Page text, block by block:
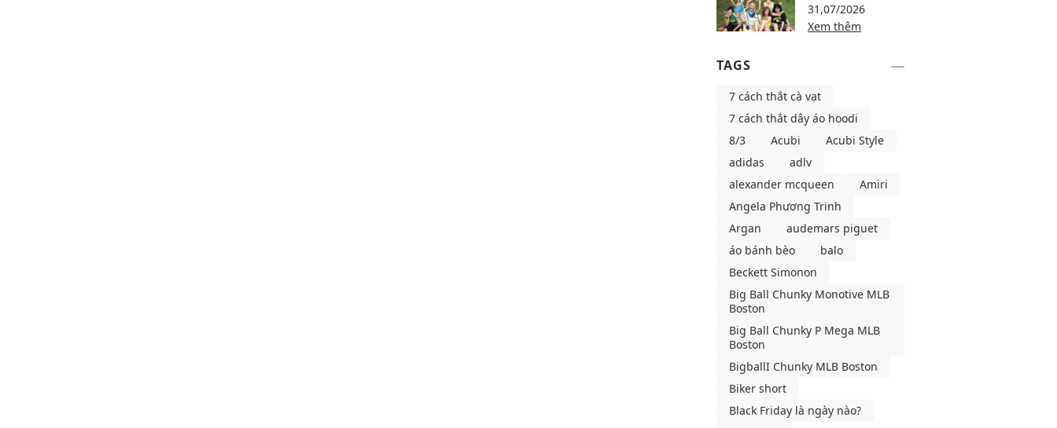
31,07/2026
Xem thêm
TAGS
7 cách thắt cà vạt
7 cách thắt dây áo hoodi
8/3
Acubi
Acubi Style
adidas
adlv
alexander mcqueen
Amiri
Angela Phương Trinh
Argan
audemars piguet
áo bánh bèo
balo
Beckett Simonon
Big Ball Chunky Monotive MLB
Boston
Big Ball Chunky P Mega MLB
Boston
BigballI Chunky MLB Boston
Biker short
Black Friday là ngày nào?